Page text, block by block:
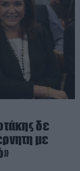
δε
με